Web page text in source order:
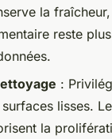
la
reste
:
lisses.
la